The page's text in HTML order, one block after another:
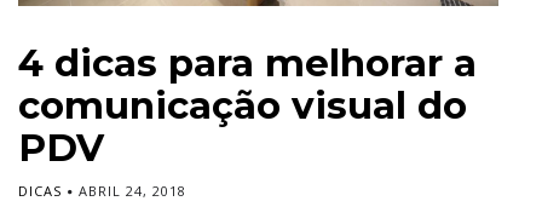
4 dicas para melhorar a
comunicação visual do
PDV
DICAS ABRIL 24, 2018